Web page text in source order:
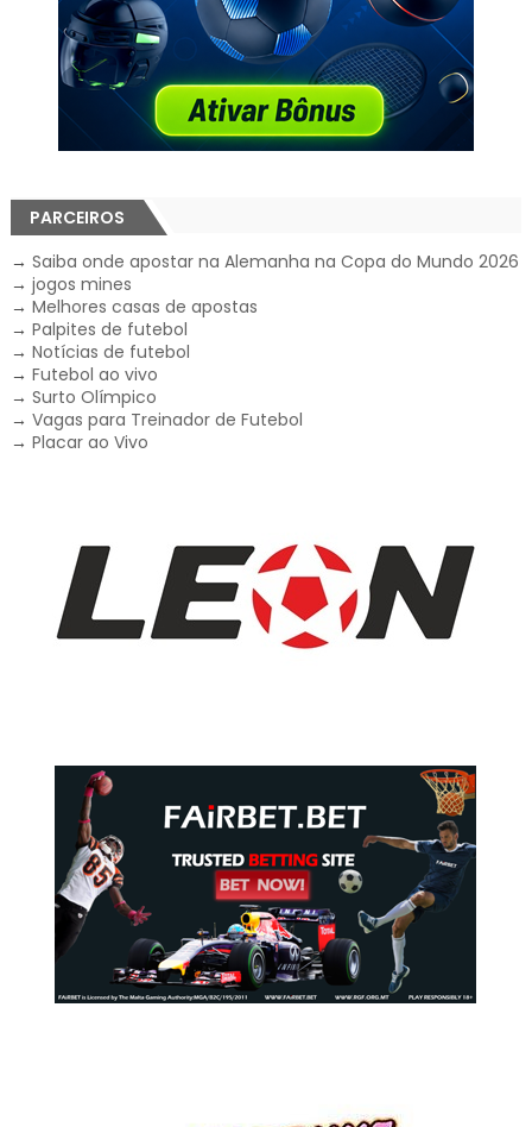
PARCEIROS
→ Saiba onde apostar na Alemanha na Copa do Mundo 2026
→ jogos mines
→ Melhores casas de apostas
→ Palpites de futebol
→ Notícias de futebol
→ Futebol ao vivo
→ Surto Olímpico
→ Vagas para Treinador de Futebol
→ Placar ao Vivo